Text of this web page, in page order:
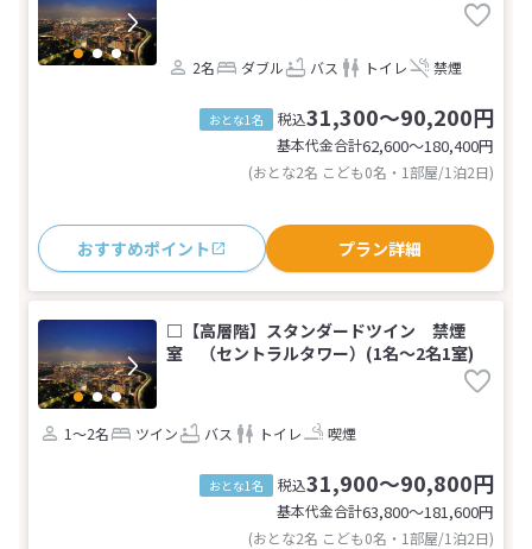
2名 ダブル バス トイレ 禁煙
おとな1名 税込31,300～90,200円
基本代金合計62,600〜180,400円
(おとな2名 こども0名・1部屋/1泊2日)
おすすめポイント プラン詳細
□【高層階】スタンダードツイン 禁煙
室 （セントラルタワー）(1名～2名1室)
1～2名 ツイン バス トイレ 喫煙
おとな1名 税込31,900～90,800円
基本代金合計63,800〜181,600円
(おとな2名 こども0名・1部屋/1泊2日)